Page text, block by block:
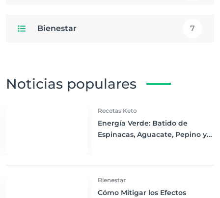
Bienestar 7
Noticias populares
Recetas Keto
Energía Verde: Batido de
Espinacas, Aguacate, Pepino y
Bienestar
Cómo Mitigar los Efectos